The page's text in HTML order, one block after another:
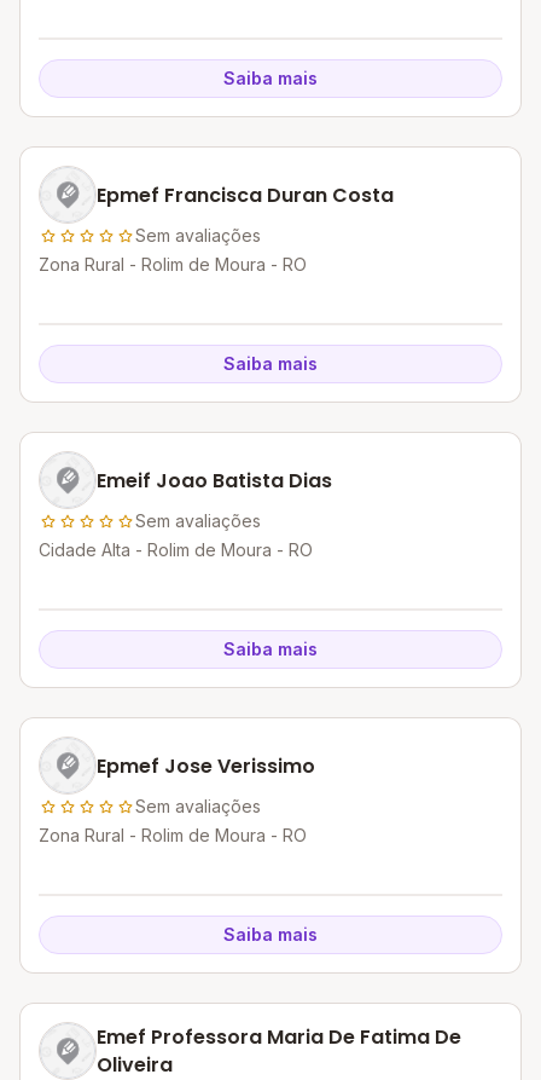
Saiba mais
Epmef Francisca Duran Costa
Sem avaliações
Zona Rural - Rolim de Moura - RO
Saiba mais
Emeif Joao Batista Dias
Sem avaliações
Cidade Alta - Rolim de Moura - RO
Saiba mais
Epmef Jose Verissimo
Sem avaliações
Zona Rural - Rolim de Moura - RO
Saiba mais
Emef Professora Maria De Fatima De
Oliveira